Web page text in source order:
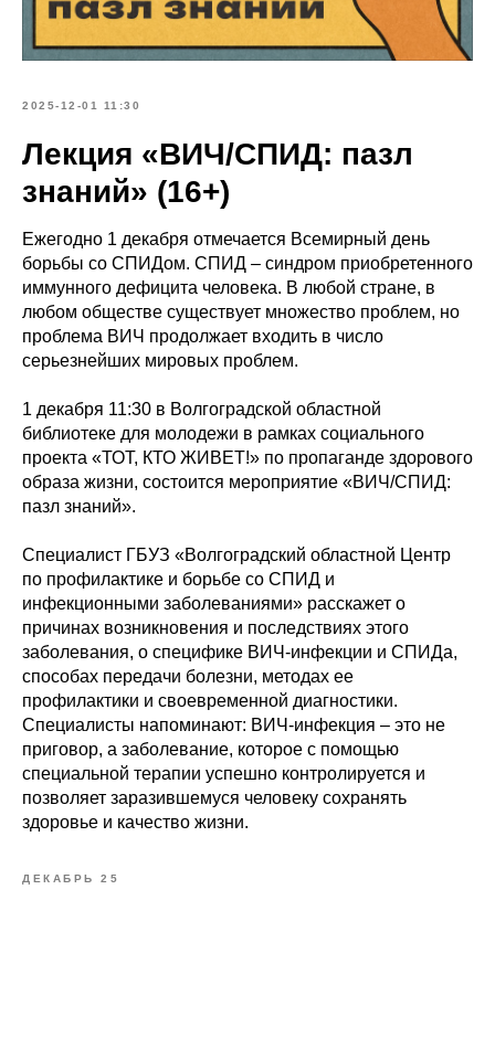
2025-12-01 11:30
Лекция «ВИЧ/СПИД: пазл
знаний» (16+)
Ежегодно 1 декабря отмечается Всемирный день
борьбы со СПИДом. СПИД – синдром приобретенного
иммунного дефицита человека. В любой стране, в
любом обществе существует множество проблем, но
проблема ВИЧ продолжает входить в число
серьезнейших мировых проблем.
1 декабря 11:30 в Волгоградской областной
библиотеке для молодежи в рамках социального
проекта «ТОТ, КТО ЖИВЕТ!» по пропаганде здорового
образа жизни, состоится мероприятие «ВИЧ/СПИД:
пазл знаний».
Специалист ГБУЗ «Волгоградский областной Центр
по профилактике и борьбе со СПИД и
инфекционными заболеваниями» расскажет о
причинах возникновения и последствиях этого
заболевания, о специфике ВИЧ-инфекции и СПИДа,
способах передачи болезни, методах ее
профилактики и своевременной диагностики.
Специалисты напоминают: ВИЧ-инфекция – это не
приговор, а заболевание, которое с помощью
специальной терапии успешно контролируется и
позволяет заразившемуся человеку сохранять
здоровье и качество жизни.
ДЕКАБРЬ 25